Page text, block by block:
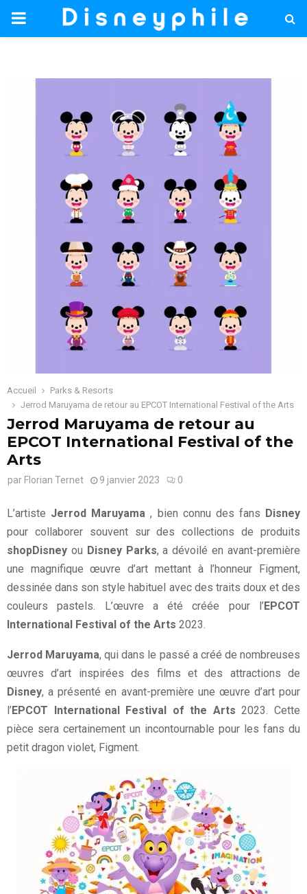
PRIMARY
Accueil
Parks & Resorts
Jerrod Maruyama de retour au EPCOT International Festival of the Arts
Jerrod Maruyama de retour au
EPCOT International Festival of the
Arts
par Florian Ternet 9 janvier 2023 0
L’artiste Jerrod Maruyama , bien connu des fans Disney
pour collaborer souvent sur des collections de produits
shopDisney ou Disney Parks, a dévoilé en avant-première
une magnifique œuvre d’art mettant à l’honneur Figment,
dessinée dans son style habituel avec des traits doux et des
couleurs pastels. L’œuvre a été créée pour l’ EPCOT
International Festival of the Arts 2023.
Jerrod Maruyama, qui dans le passé a créé de nombreuses
œuvres d’art inspirées des films et des attractions de
Disney, a présenté en avant-première une œuvre d’art pour
l’ EPCOT International Festival of the Arts 2023. Cette
pièce sera certainement un incontournable pour les fans du
petit dragon violet, Figment.